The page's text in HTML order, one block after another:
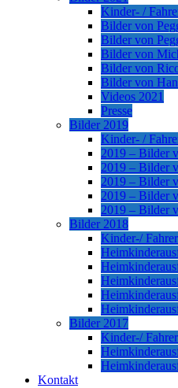
Kinder- /
Bilder von
Bilder von
Bilder von
Bilder von
Bilder von
Videos 2021
Presse
Bilder 2019
Kinder- /
2019 – Bilder
2019 – Bilder
2019 – Bilder
2019 – Bilder
2019 – Bilder
Bilder 2018
Kinder-/
Bilder 2017
Kinder-/
Kontakt